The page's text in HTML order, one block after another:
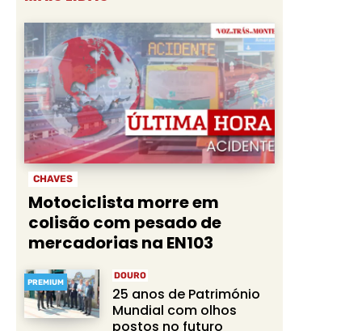
CHAVES
Motociclista morre em
colisão com pesado de
mercadorias na EN103
PREMIUM
DOURO
25 anos de Património
Mundial com olhos
postos no futuro